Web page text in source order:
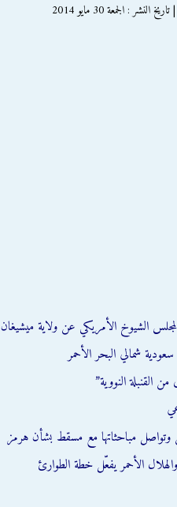
: الجمعة 30 مايو 2014
الشيوخ الأمريكي عن ولاية ميشيغان
شمالي البحر الأحمر
النووية”
مباحثاتها مع مسقط بشأن هرمز